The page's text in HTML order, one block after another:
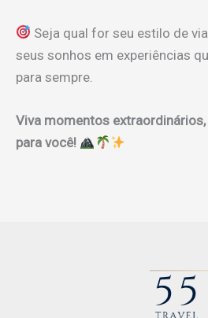
Seja qual for seu estilo de
seus sonhos em experiências
para sempre.
Viva momentos
para você!